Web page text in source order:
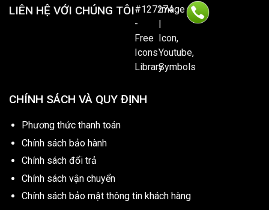
LIÊN HỆ VỚI CHÚNG TÔI
CHÍNH SÁCH VÀ QUY ĐỊNH
Phương thức thanh toán
Chính sách bảo hành
Chính sách đổi trả
Chính sách vận chuyển
Chính sách bảo mật thông tin khách hàng